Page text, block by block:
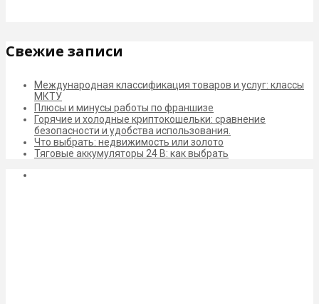
Свежие записи
Международная классификация товаров и услуг: классы
МКТУ
Плюсы и минусы работы по франшизе
Горячие и холодные криптокошельки: сравнение
безопасности и удобства использования.
Что выбрать: недвижимость или золото
Тяговые аккумуляторы 24 В: как выбрать